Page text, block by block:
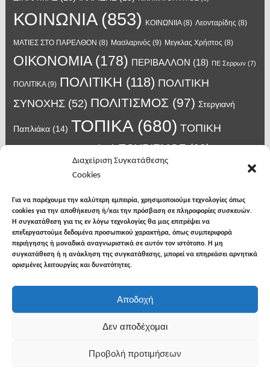
Διαχείριση Συγκατάθεσης
Cookies
Για να παρέχουμε την καλύτερη εμπειρία, χρησιμοποιούμε τεχνολογίες όπως
cookies για την αποθήκευση ή/και την πρόσβαση σε πληροφορίες συσκευών.
Η συγκατάθεση για τις εν λόγω τεχνολογίες θα μας επιτρέψει να
επεξεργαστούμε δεδομένα προσωπικού χαρακτήρα, όπως συμπεριφορά
περιήγησης ή μοναδικά αναγνωριστικά σε αυτόν τον ιστότοπο. Η μη
συγκατάθεση ή η ανάκληση της συγκατάθεσης, μπορεί να επηρεάσει αρνητικά
ορισμένες λειτουργίες και δυνατότητες.
Αποδοχή
Δεν αποδέχομαι
Προβολή προτιμήσεων
ΚΟΙΝΩΝΙΑ(853) ΚΟΙΝΩΝΙΙΑ(8) Λεονταρίδης (8)
ΜΑΤΙΕΣ ΣΤΟ ΠΑΡΕΛΘΟΝ (8) Μασλαρινός (9) Μεγκλας Χρήστος (8)
ΟΙΚΟΝΟΜΙΑ(178) ΠΕΡΙΒΑΛΛΟΝ (18) ΠΕ Σερρων (7)
ΠΟΛΙΤΙΚΑ(9) ΠΟΛΙΤΙΚΗ (118) ΠΟΛΙΤΙΚΗ
ΣΥΝΟΧΗΣ(52) ΠΟΛΙΤΙΣΜΟΣ (97) Στεργιανή
Παπλιάκα(14) ΤΟΠΙΚΑ(680) ΤΟΠΙΚΗ
ΑΥΤΟΔΙΟΙΚΗΣΗ(45) ΤΟΥΡΙΣΜΟΣ(63)
(14) Χατζηβασιλειου
κρούσματα κορονοϊού(18) λαϊκή Νιγρίτας(13) νοσοκομείο Σερρών
σπυροπουλος(7) υγεια(148)
Copyright © 2026Φωνή της Βισαλτίας
Θέμα: The NewsMag απόBishal Napit